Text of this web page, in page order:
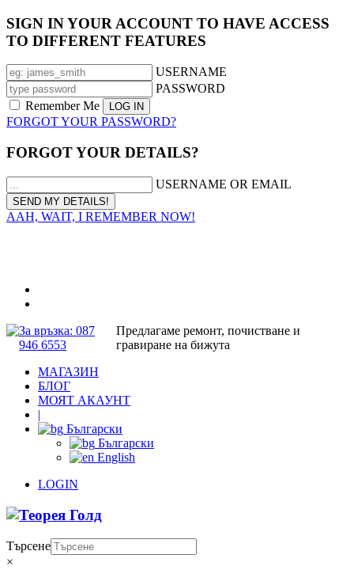
SIGN IN YOUR ACCOUNT TO HAVE ACCESS
TO DIFFERENT FEATURES
USERNAME
PASSWORD
Remember Me
FORGOT YOUR PASSWORD?
FORGOT YOUR DETAILS?
USERNAME OR EMAIL
AAH, WAIT, I REMEMBER NOW!
За връзка: 087
946 6553
Предлагаме ремонт, почистване и
гравиране на бижута
МАГАЗИН
БЛОГ
МОЯТ АКАУНТ
|
Български
Български
English
LOGIN
Търсене
×